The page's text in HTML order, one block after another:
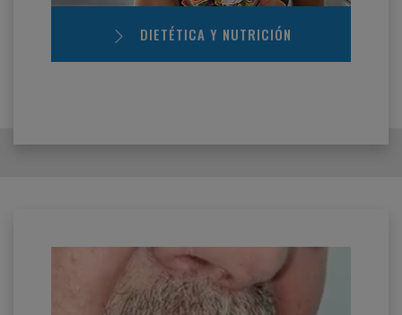
DIETÉTICA Y NUTRICIÓN